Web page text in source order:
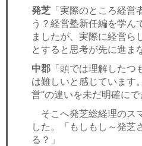
発芝 「実際のところ経営
う？経営塾新任編を学ん
ましたが、実際に経営ら
とすると思考が先に進ま
中郡 「頭では理解した
は難しいと感じています
営”の違いを未だ明確にで
そこへ発芝総経理のス
した。「もしもし～発芝
る？」